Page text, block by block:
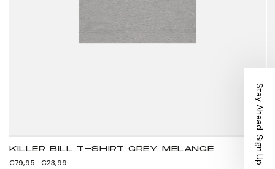
KILLER BILL T-SHIRT GREY MELANGE
Normale
€79,95 Verkoopprijs
€23,99 Stay Ahead. Sign Up.